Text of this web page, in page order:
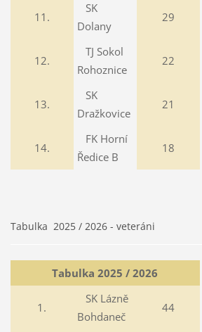
11.
SK
Dolany
29
12.
TJ Sokol
Rohoznice
22
13.
SK
Dražkovice
21
14.
FK Horní
Ředice B
18
Tabulka 2025 / 2026 - veteráni
Tabulka 2025 / 2026
1.
SK Lázně
Bohdaneč
44